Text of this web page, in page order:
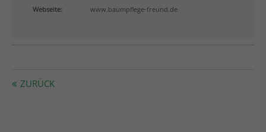
Webseite: www.baumpflege-freund.de
ZURÜCK